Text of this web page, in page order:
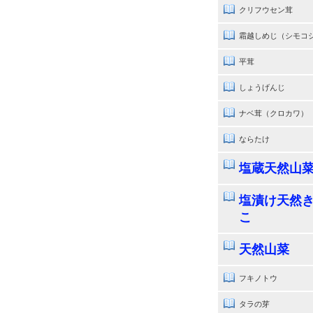
クリフウセン茸
霜越しめじ（シモコ
平茸
しょうげんじ
ナベ茸（クロカワ）
ならたけ
塩蔵天然山
塩漬け天然
こ
天然山菜
フキノトウ
タラの芽